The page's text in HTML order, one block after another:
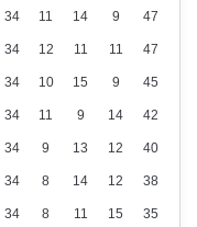
34 11 14 9 47
34 12 11 11 47
34 10 15 9 45
34 11 9 14 42
34 9 13 12 40
34 8 14 12 38
34 8 11 15 35